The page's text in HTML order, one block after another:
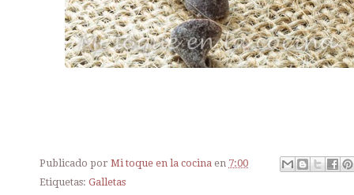
Publicado por Mi toque en la cocina en 7:00
Etiquetas: Galletas